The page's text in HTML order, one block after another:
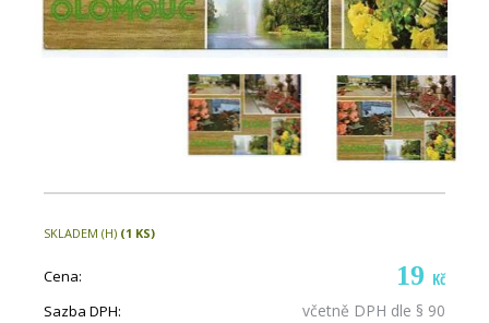
SKLADEM (H) (1 KS)
Cena: 19 Kč
Sazba DPH: včetně DPH dle § 90